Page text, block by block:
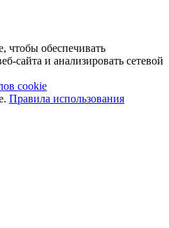
чтобы обеспечивать
сайта и анализировать сетевой
cookie
Правила использования